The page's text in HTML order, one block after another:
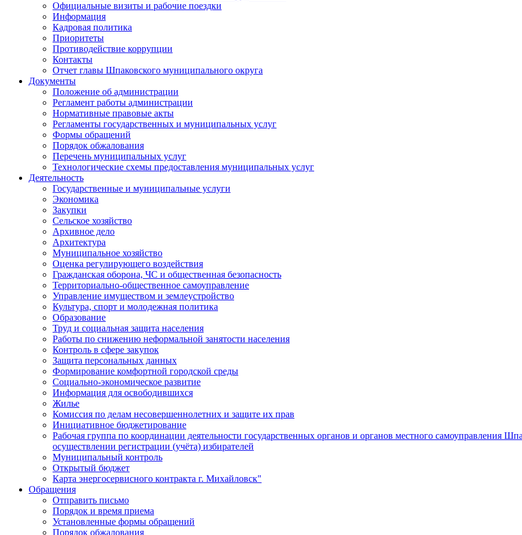
Официальные визиты и рабочие поездки
Информация
Кадровая политика
Приоритеты
Противодействие коррупции
Контакты
Отчет главы Шпаковского муниципального округа
Документы
Положение об администрации
Регламент работы администрации
Нормативные правовые акты
Регламенты государственных и муниципальных услуг
Формы обращений
Порядок обжалования
Перечень муниципальных услуг
Технологические схемы предоставления муниципальных услуг
Деятельность
Государственные и муниципальные услуги
Экономика
Закупки
Сельское хозяйство
Архивное дело
Архитектура
Муниципальное хозяйство
Оценка регулирующего воздействия
Гражданская оборона, ЧС и общественная безопасность
Территориально-общественное самоуправление
Управление имуществом и землеустройство
Культура, спорт и молодежная политика
Образование
Труд и социальная защита населения
Работы по снижению неформальной занятости населения
Контроль в сфере закупок
Защита персональных данных
Формирование комфортной городской среды
Социально-экономическое развитие
Информация для освободившихся
Жилье
Комиссия по делам несовершеннолетних и защите их прав
Инициативное бюджетирование
Рабочая группа по координации деятельности государственных органов и органов местного самоуправления
осуществлении регистрации (учёта) избирателей
Муниципальный контроль
Открытый бюджет
Карта энергосервисного контракта г. Михайловск"
Обращения
Отправить письмо
Порядок и время приема
Установленные формы обращений
Порядок обжалования